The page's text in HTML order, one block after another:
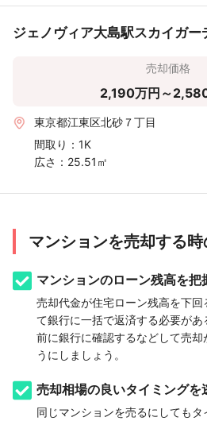
ジェノヴィア大島駅スカイガー
売却価格
2,190万円～
東京都江東区北砂７丁目
間取り： 1K
広さ： 25.51㎡
マンションを売却する
マンションのローン残高を把
売却代金が住宅ローン残高を下
て銀行に一括で返済する必要が
前に銀行に確認するなどして売却
うにしましょう。
売却相場の良いタイミングを
同じマンションを売るにしても